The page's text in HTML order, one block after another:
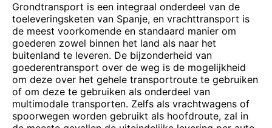
Grondtransport is een integraal onderdeel van de
toeleveringsketen van Spanje, en vrachttransport is
de meest voorkomende en standaard manier om
goederen zowel binnen het land als naar het
buitenland te leveren. De bijzonderheid van
goederentransport over de weg is de mogelijkheid
om deze over het gehele transportroute te gebruiken
of om deze te gebruiken als onderdeel van
multimodale transporten. Zelfs als vrachtwagens of
spoorwegen worden gebruikt als hoofdroute, zal in